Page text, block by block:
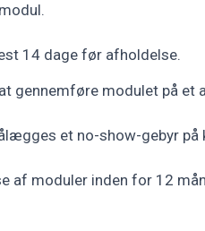
14 dage før afholdelse.
gennemføre modulet på
et no-show-gebyr
af moduler inden for 12